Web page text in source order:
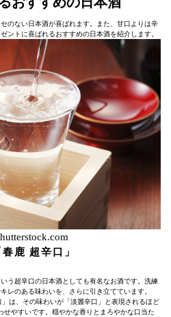
のない日本酒が喜ばれます。また、甘口よりは辛
ントに喜ばれるおすすめの日本酒を紹介します。
鹿 超辛口」
う超辛口の日本酒としても有名なお酒です。洗練
レのある味わいを、さらに引き立てています。
は、その味わいが「淡麗辛口」と表現されるほど
やすいです。穏やかな香りとまろやかな口当た